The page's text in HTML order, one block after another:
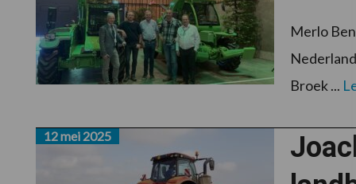
Merlo
Broek ...
12 mei 2025